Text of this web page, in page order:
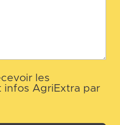
les
infos AgriExtra par